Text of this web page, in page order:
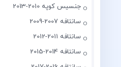
جنسیس کوپه 2010-2013
سانتافه 2007-2009
سانتافه 2011-2012
سانتافه 2014-2015